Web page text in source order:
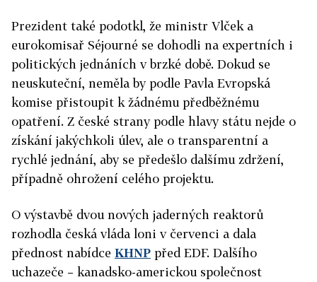
Prezident také podotkl, že ministr Vlček a
eurokomisař Séjourné se dohodli na expertních i
politických jednáních v brzké době. Dokud se
neuskuteční, neměla by podle Pavla Evropská
komise přistoupit k žádnému předběžnému
opatření. Z české strany podle hlavy státu nejde o
získání jakýchkoli úlev, ale o transparentní a
rychlé jednání, aby se předešlo dalšímu zdržení,
případně ohrožení celého projektu.
O výstavbě dvou nových jaderných reaktorů
rozhodla česká vláda loni v červenci a dala
přednost nabídce KHNP před EDF. Dalšího
uchazeče – kanadsko-americkou společnost